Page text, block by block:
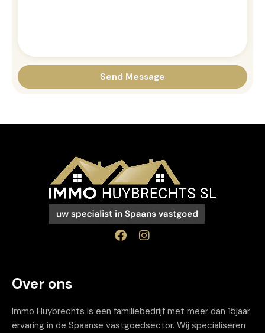
Over ons
Immo Huybrechts is een familiebedrijf met meer dan 15jaar
ervaring in de Spaanse vastgoedsector. Wij specialiseren